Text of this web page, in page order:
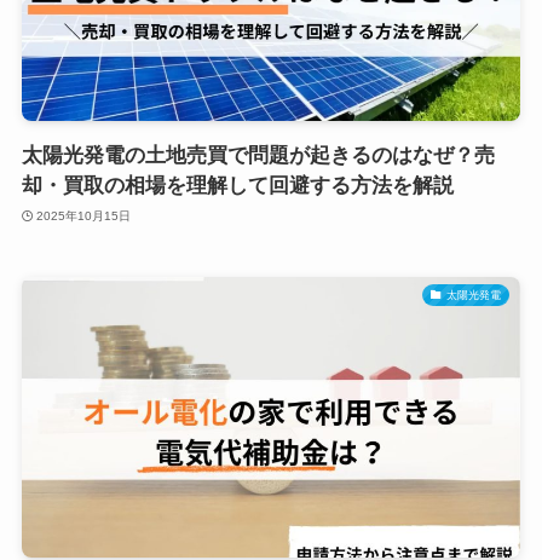
太陽光発電の土地売買で問題が起きるのはなぜ？売
却・買取の相場を理解して回避する方法を解説
2025年10月15日
太陽光発電